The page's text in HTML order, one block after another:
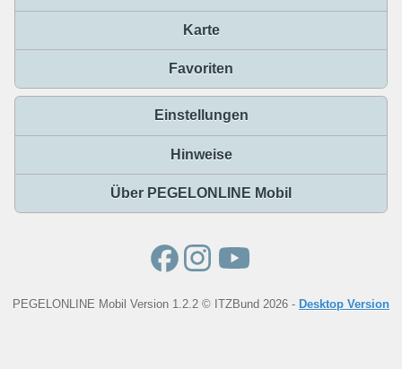
Karte
Favoriten
Einstellungen
Hinweise
Über PEGELONLINE Mobil
PEGELONLINE Mobil Version 1.2.2 © ITZBund 2026 - Desktop Version